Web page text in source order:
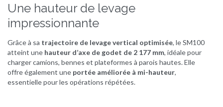
Une hauteur de levage
impressionnante
Grâce à sa trajectoire de levage vertical optimisée, le SM100
atteint une hauteur d’axe de godet de 2 177 mm, idéale pour
charger camions, bennes et plateformes à parois hautes. Elle
offre également une portée améliorée à mi-hauteur,
essentielle pour les opérations répétées.